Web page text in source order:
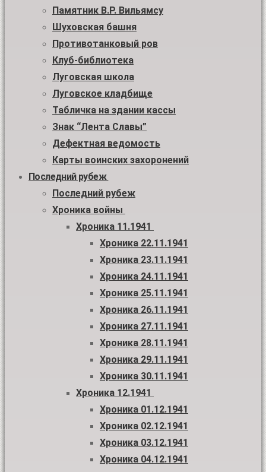
Памятник В.Р. Вильямсу
Шуховская башня
Противотанковый ров
Клуб-библиотека
Луговская школа
Луговское кладбище
Табличка на здании кассы
Знак “Лента Славы”
Дефектная ведомость
Карты воинских захоронений
Последний рубеж
Последний рубеж
Хроника войны
Хроника 11.1941
Хроника 22.11.1941
Хроника 23.11.1941
Хроника 24.11.1941
Хроника 25.11.1941
Хроника 26.11.1941
Хроника 27.11.1941
Хроника 28.11.1941
Хроника 29.11.1941
Хроника 30.11.1941
Хроника 12.1941
Хроника 01.12.1941
Хроника 02.12.1941
Хроника 03.12.1941
Хроника 04.12.1941